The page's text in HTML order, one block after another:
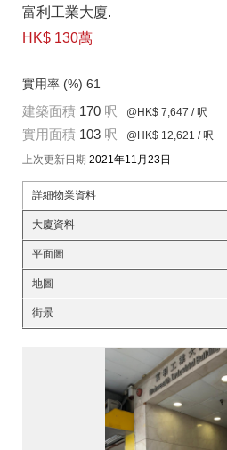
富利工業大廈.
HK$ 130萬
實用率 (%) 61
建築面積 170 呎 @HK$ 7,647 / 呎
實用面積 103 呎 @HK$ 12,621 / 呎
上次更新日期 2021年11月23日
詳細物業資料
大廈資料
平面圖
地圖
街景